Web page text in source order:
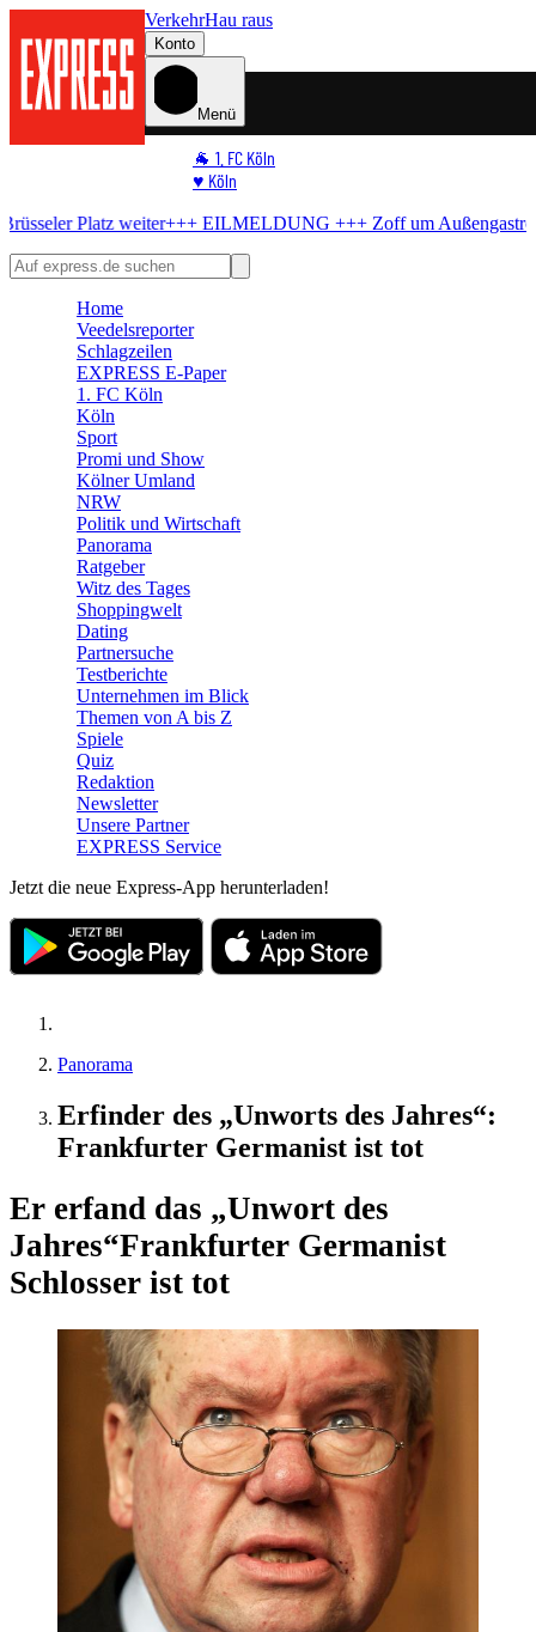
VerkehrHau raus
Konto
Menü
🐐 1. FC Köln
♥️ Köln
🏆 Sport
+++ EILMELDUNG +++Zoff um AußengastronomieStadt
Home
Veedelsreporter
Schlagzeilen
EXPRESS E-Paper
1. FC Köln
Köln
Sport
Promi und Show
Kölner Umland
NRW
Politik und Wirtschaft
Panorama
Ratgeber
Witz des Tages
Shoppingwelt
Dating
Partnersuche
Testberichte
Unternehmen im Blick
Themen von A bis Z
Spiele
Quiz
Redaktion
Newsletter
Unsere Partner
EXPRESS Service
Jetzt die neue Express-App herunterladen!
Panorama
Erfinder des „Unworts des Jahres“:
Frankfurter Germanist ist tot
Er erfand das „Unwort des
Jahres“Frankfurter Germanist
Schlosser ist tot